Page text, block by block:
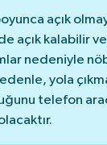
açık
açık kalabilir
nedeniyle
yola
telefon